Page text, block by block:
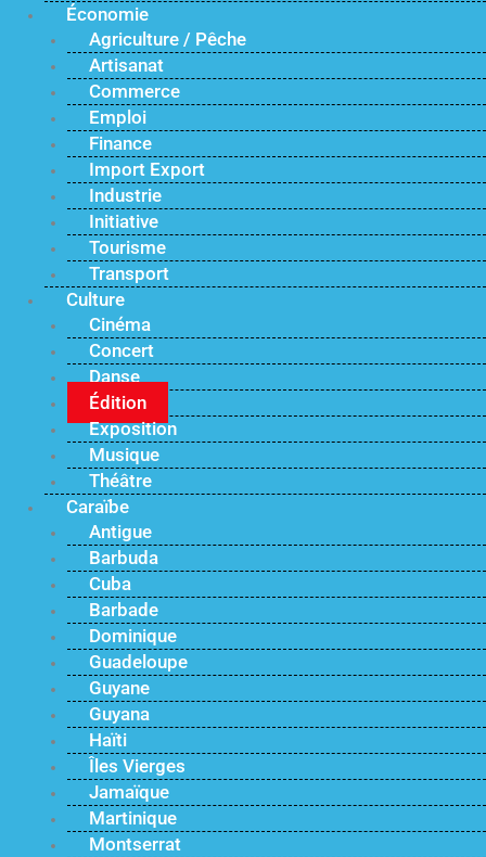
Économie
Agriculture / Pêche
Artisanat
Commerce
Emploi
Finance
Import Export
Industrie
Initiative
Tourisme
Transport
Culture
Cinéma
Concert
Danse
Édition
Exposition
Musique
Théâtre
Caraïbe
Antigue
Barbuda
Cuba
Barbade
Dominique
Guadeloupe
Guyane
Guyana
Haïti
Îles Vierges
Jamaïque
Martinique
Montserrat